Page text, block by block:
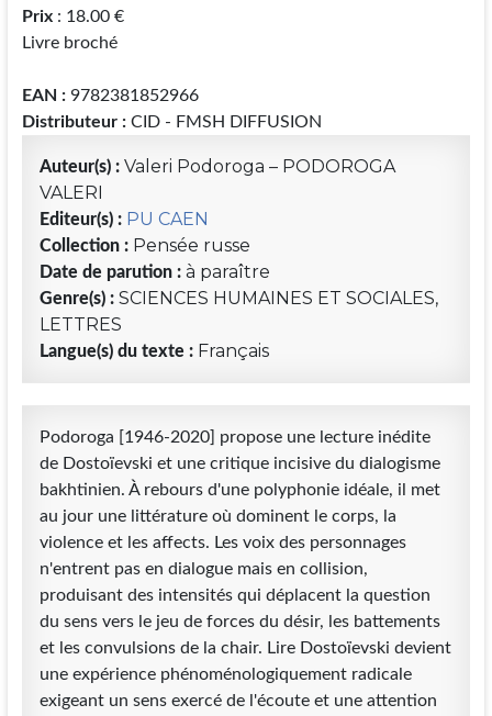
Prix: 18.00 €
Livre broché
EAN :9782381852966
Distributeur :CID - FMSH DIFFUSION
Auteur(s) : Valeri Podoroga – PODOROGA
VALERI
Editeur(s) : PU CAEN
Collection : Pensée russe
Date de parution : à paraître
Genre(s) : SCIENCES HUMAINES ET SOCIALES,
LETTRES
Langue(s) du texte : Français
Podoroga [1946-2020] propose une lecture inédite
de Dostoïevski et une critique incisive du dialogisme
bakhtinien. À rebours d'une polyphonie idéale, il met
au jour une littérature où dominent le corps, la
violence et les affects. Les voix des personnages
n'entrent pas en dialogue mais en collision,
produisant des intensités qui déplacent la question
du sens vers le jeu de forces du désir, les battements
et les convulsions de la chair. Lire Dostoïevski devient
une expérience phénoménologiquement radicale
exigeant un sens exercé de l'écoute et une attention